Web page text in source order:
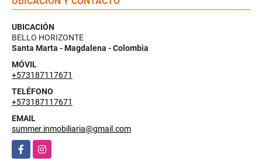
UBICACIÓN
BELLO HORIZONTE
Santa Marta - Magdalena - Colombia
MÓVIL
+573187117671
TELÉFONO
+573187117671
EMAIL
summer.inmobiliaria@gmail.com
FacebookInstagram